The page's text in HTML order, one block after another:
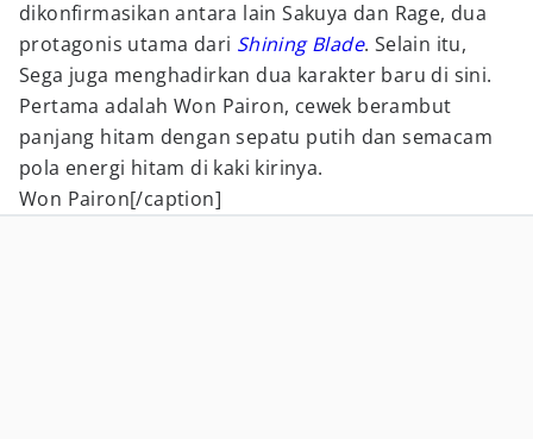
dikonfirmasikan antara lain Sakuya dan Rage, dua
protagonis utama dari Shining Blade. Selain itu,
Sega juga menghadirkan dua karakter baru di sini.
Pertama adalah Won Pairon, cewek berambut
panjang hitam dengan sepatu putih dan semacam
pola energi hitam di kaki kirinya.
Won Pairon[/caption]